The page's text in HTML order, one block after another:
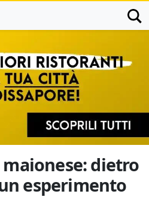
dietro
esperimento